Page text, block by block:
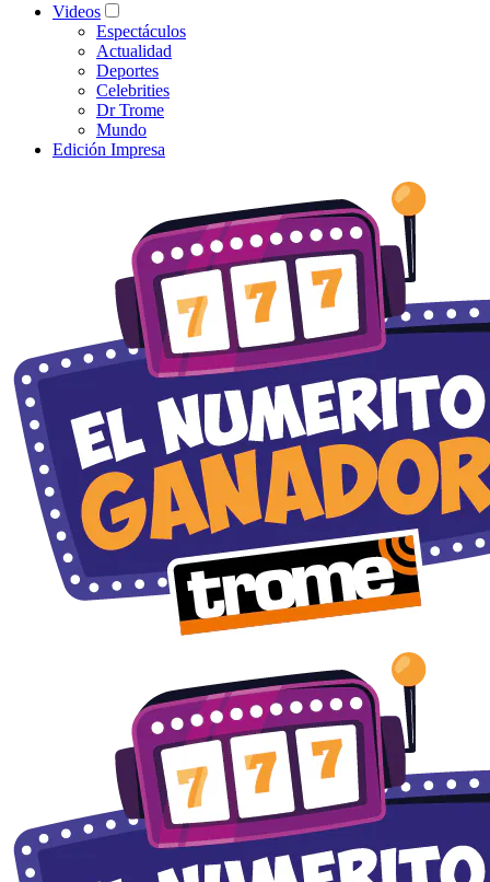
Videos
Espectáculos
Actualidad
Deportes
Celebrities
Dr Trome
Mundo
Edición Impresa